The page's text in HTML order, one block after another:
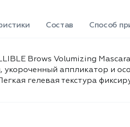
Состав Способ
Brows Volumizing
аппликатор и
гелевая текстура